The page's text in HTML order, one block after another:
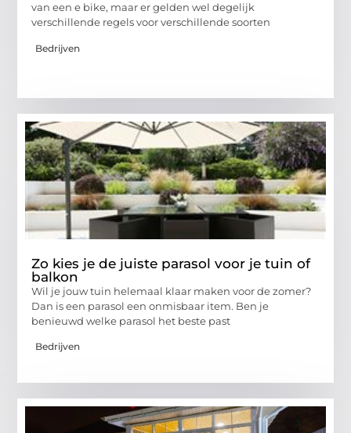
van een e bike, maar er gelden wel degelijk
verschillende regels voor verschillende soorten
Bedrijven
Zo kies je de juiste parasol voor je tuin of
balkon
Wil je jouw tuin helemaal klaar maken voor de zomer?
Dan is een parasol een onmisbaar item. Ben je
benieuwd welke parasol het beste past
Bedrijven